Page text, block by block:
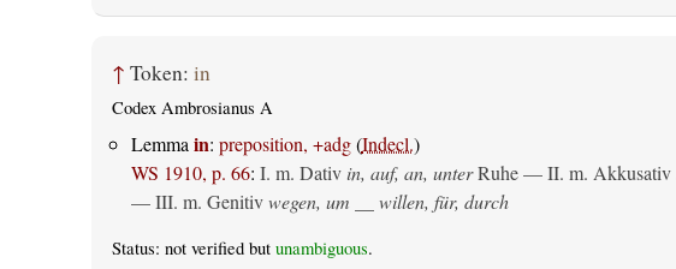
↑ Token: in
Codex Ambrosianus A
Lemmain: preposition, +adg(Indecl.)
WS 1910, p. 66: I. m. Dativ in, auf, an, unterRuhe — II. m. Akkusativ
— III. m. Genitiv wegen, um __ willen, für, durch
Status: not verified but unambiguous.